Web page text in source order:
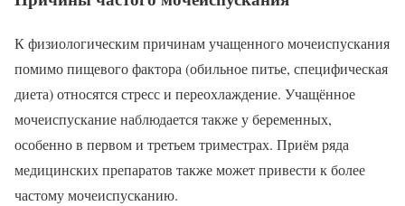
К физиологическим причинам учащенного мочеиспускания
помимо пищевого фактора (обильное питье, специфическая
диета) относятся стресс и переохлаждение. Учащённое
мочеиспускание наблюдается также у беременных,
особенно в первом и третьем триместрах. Приём ряда
медицинских препаратов также может привести к более
частому мочеиспусканию.